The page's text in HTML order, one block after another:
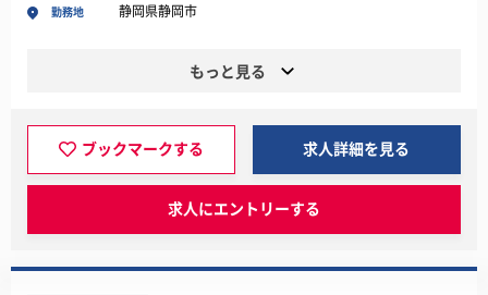
勤務地 静岡県静岡市
もっと見る
ブックマークする 求人詳細を見る
求人にエントリーする